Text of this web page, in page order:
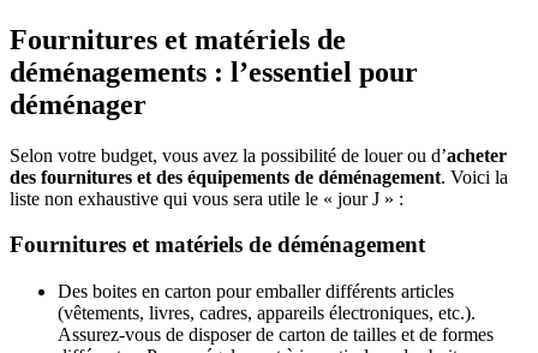
Fournitures et matériels de
déménagements : l’essentiel pour
déménager
Selon votre budget, vous avez la possibilité de louer ou d’acheter
des fournitures et des équipements de déménagement. Voici la
liste non exhaustive qui vous sera utile le « jour J » :
Fournitures et matériels de déménagement
Des boites en carton pour emballer différents articles
(vêtements, livres, cadres, appareils électroniques, etc.).
Assurez-vous de disposer de carton de tailles et de formes